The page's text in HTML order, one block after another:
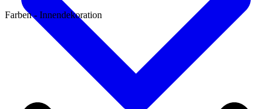
Farben - Innendekoration